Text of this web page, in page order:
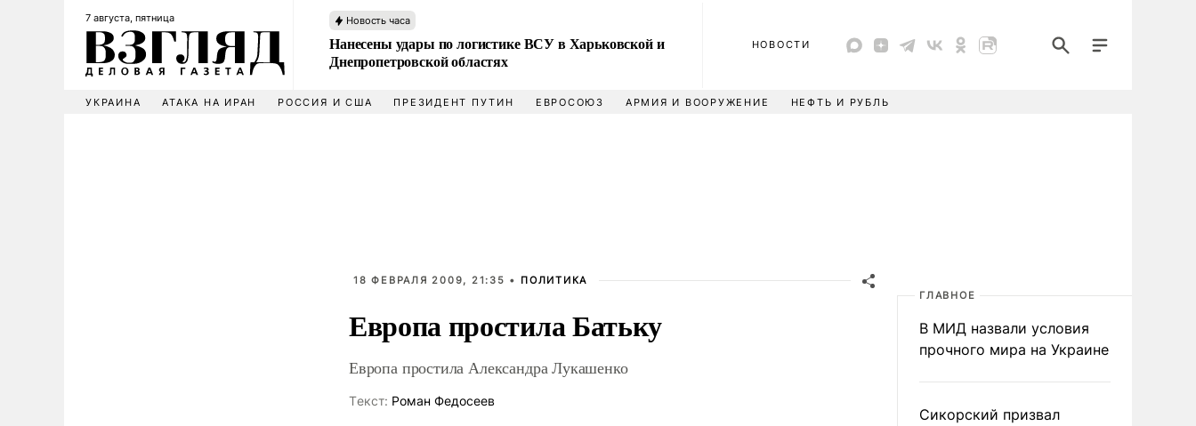
7 августа, пятница Новость часа
Нанесены удары по логистике ВСУ в Харьковской и
Днепропетровской областях
НОВОСТИ
УКРАИНА АТАКА НА ИРАН РОССИЯ И США ПРЕЗИДЕНТ ПУТИН ЕВРОСОЮЗ АРМИЯ И ВООРУЖЕНИЕ НЕФТЬ И РУБЛЬ
18 ФЕВРАЛЯ 2009, 21:35 • ПОЛИТИКА
Европа простила Батьку
Европа простила Александра Лукашенко
Tекст: Роман Федосеев
ГЛАВНОЕ
В МИД назвали условия
прочного мира на Украине
Сикорский призвал